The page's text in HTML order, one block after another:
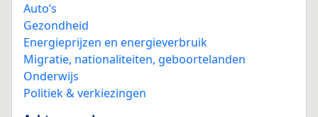
Auto’s
Gezondheid
Energieprijzen en energieverbruik
Migratie, nationaliteiten, geboortelanden
Onderwijs
Politiek & verkiezingen